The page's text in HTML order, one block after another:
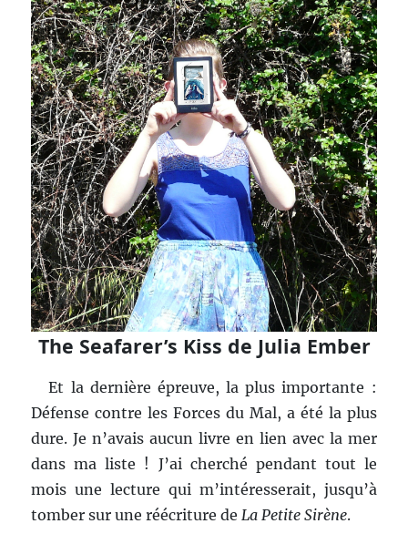
The Seafarer’s Kiss de Julia Ember
Et la dernière épreuve, la plus importante :
Défense contre les Forces du Mal, a été la plus
dure. Je n’avais aucun livre en lien avec la mer
dans ma liste ! J’ai cherché pendant tout le
mois une lecture qui m’intéresserait, jusqu’à
tomber sur une réécriture de La Petite Sirène.